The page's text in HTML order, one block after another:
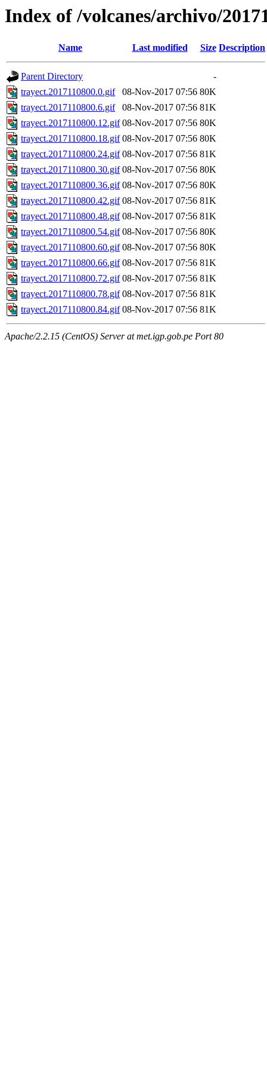
Index of /volcanes/archivo/
Name Last modified Size Description
Parent Directory
-
trayect.2017110800.0.gif
08-Nov-2017 07:56 80K
trayect.2017110800.6.gif
08-Nov-2017 07:56 81K
trayect.2017110800.12.gif 08-Nov-2017 07:56 80K
trayect.2017110800.18.gif 08-Nov-2017 07:56 80K
trayect.2017110800.24.gif 08-Nov-2017 07:56 81K
trayect.2017110800.30.gif 08-Nov-2017 07:56 80K
trayect.2017110800.36.gif 08-Nov-2017 07:56 80K
trayect.2017110800.42.gif 08-Nov-2017 07:56 81K
trayect.2017110800.48.gif 08-Nov-2017 07:56 81K
trayect.2017110800.54.gif 08-Nov-2017 07:56 80K
trayect.2017110800.60.gif 08-Nov-2017 07:56 80K
trayect.2017110800.66.gif 08-Nov-2017 07:56 81K
trayect.2017110800.72.gif 08-Nov-2017 07:56 81K
trayect.2017110800.78.gif 08-Nov-2017 07:56 81K
trayect.2017110800.84.gif 08-Nov-2017 07:56 81K
Apache/2.2.15 (CentOS) Server at met.igp.gob.pe Port 80